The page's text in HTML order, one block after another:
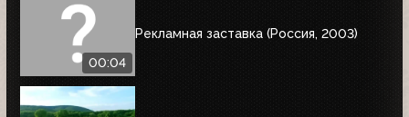
00:04
Рекламная заставка (Россия, 2003)